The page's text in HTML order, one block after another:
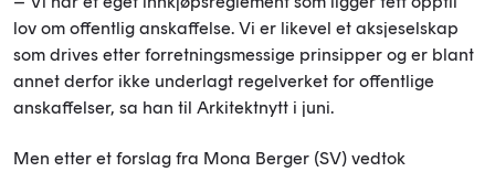
lov om offentlig anskaffelse. Vi er likevel et aksjeselskap
som drives etter forretningsmessige prinsipper og er blant
annet derfor ikke underlagt regelverket for offentlige
anskaffelser, sa han til Arkitektnytt i juni.
Men etter et forslag fra Mona Berger (SV) vedtok